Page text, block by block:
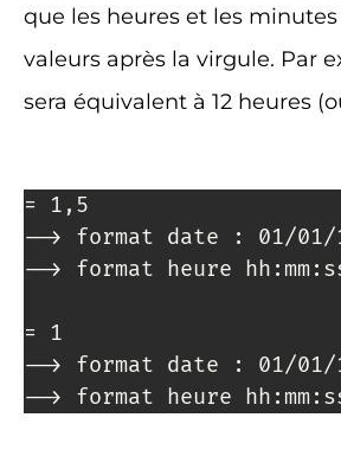
que les heures et les
valeurs après la virgule. Par
sera équivalent à 12 heures
= 1,5
--> format date : 01/01/
--> format heure
= 1
--> format date : 01/01/
--> format heure